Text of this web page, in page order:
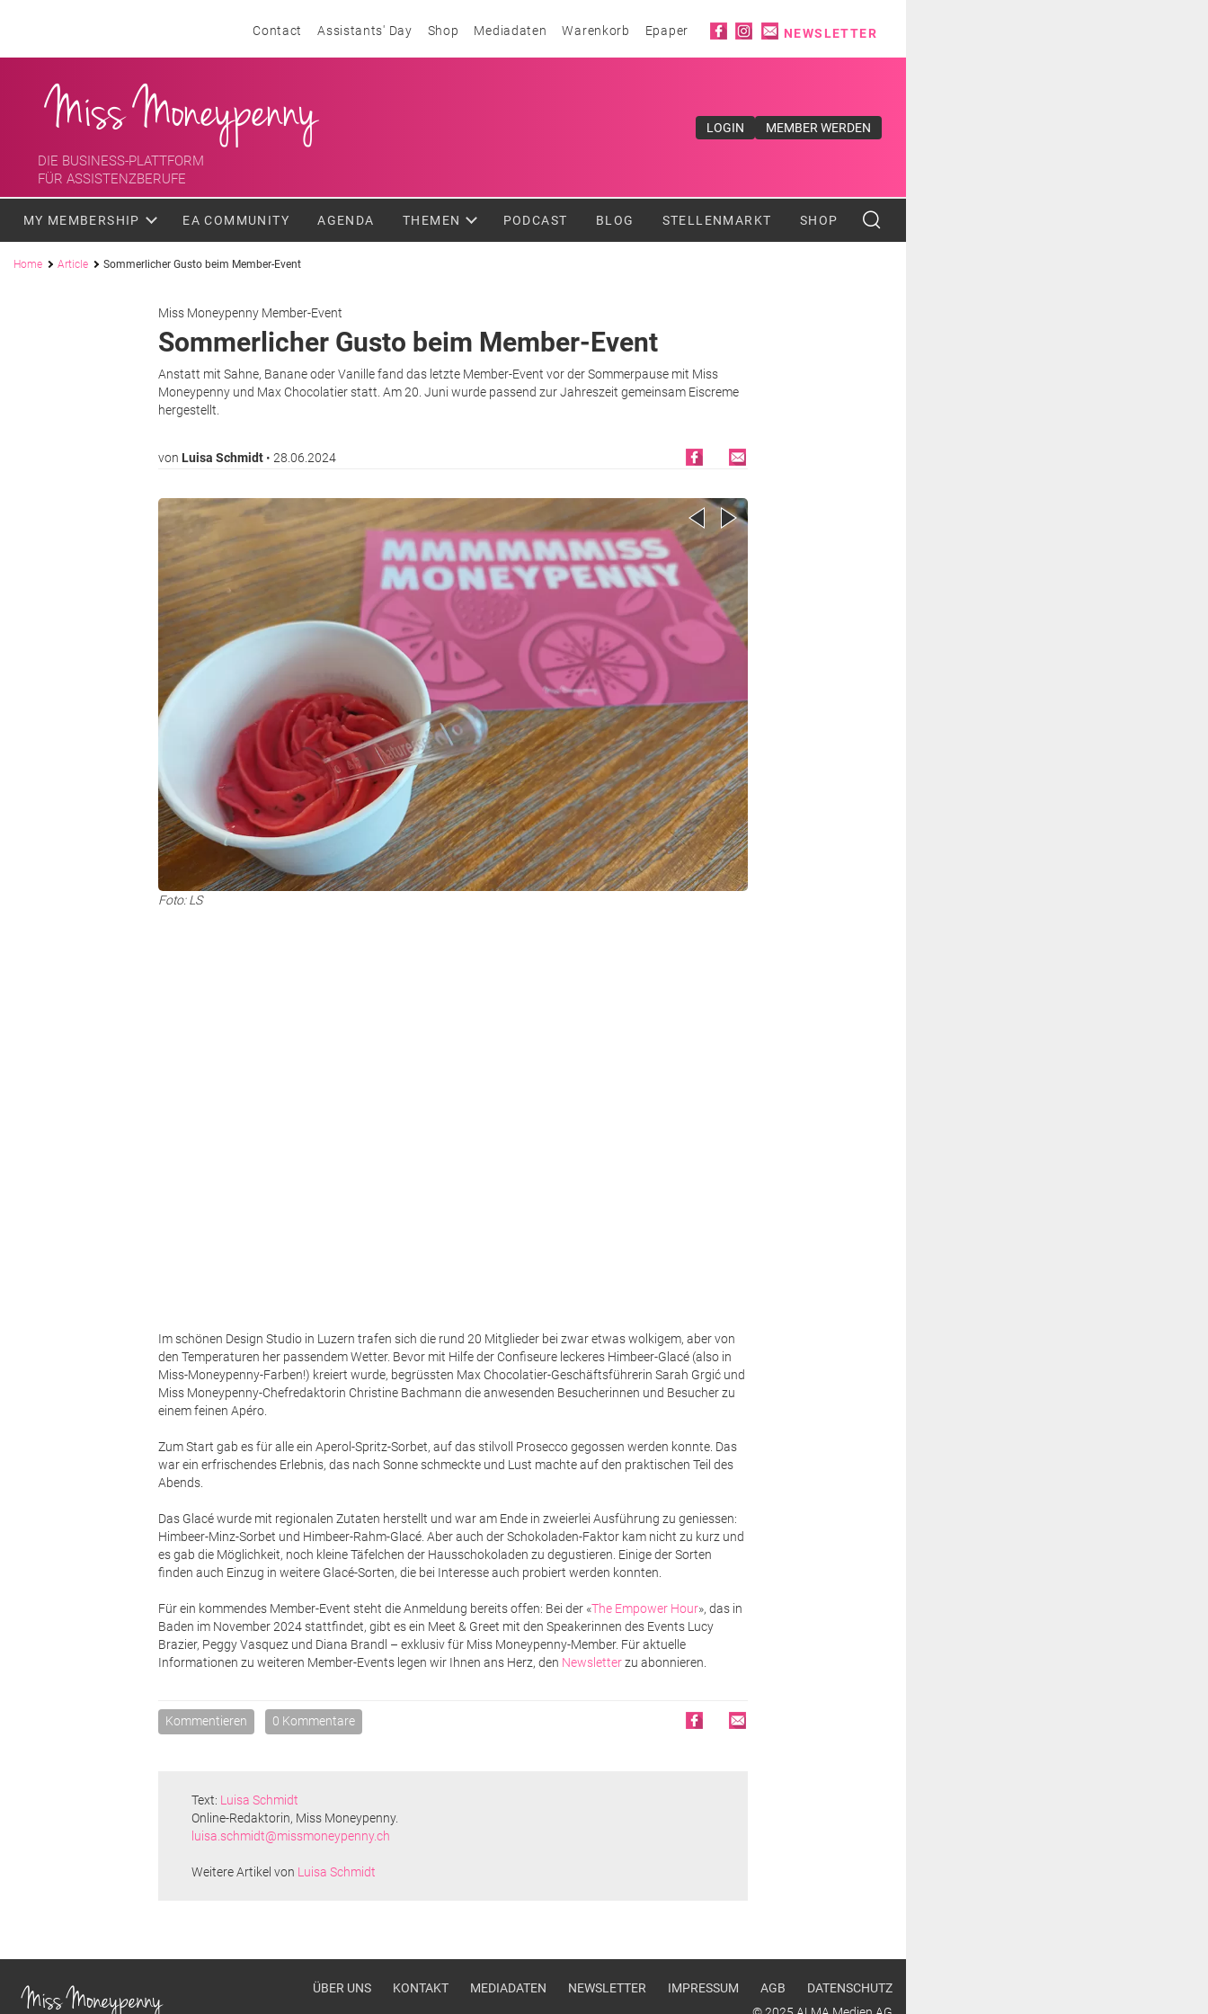
Header menu
Contact Assistants' Day Shop Mediadaten Warenkorb Epaper Social iconsNEWSLETTER
Miss Moneypenny
DIE BUSINESS-PLATTFORM
FÜR ASSISTENZBERUFE
LOGIN MEMBER WERDEN
MY MEMBERSHIP EA COMMUNITY AGENDA THEMEN PODCAST BLOG STELLENMARKT SHOP
Breadcrumb
Home Article Sommerlicher Gusto beim Member-Event
Miss Moneypenny Member-Event
Sommerlicher Gusto beim Member-Event
Anstatt mit Sahne, Banane oder Vanille fand das letzte Member-Event vor der Sommerpause mit Miss
Moneypenny und Max Chocolatier statt. Am 20. Juni wurde passend zur Jahreszeit gemeinsam Eiscreme
hergestellt.
von Luisa Schmidt •28.06.2024
Image
Foto: LS
Image
Im schönen Design Studio in Luzern trafen sich die rund 20 Mitglieder bei zwar etwas wolkigem, aber von
den Temperaturen her passendem Wetter. Bevor mit Hilfe der Confiseure leckeres Himbeer-Glacé (also in
Miss-Moneypenny-Farben!) kreiert wurde, begrüssten Max Chocolatier-Geschäftsführerin Sarah Grgić und
Miss Moneypenny-Chefredaktorin Christine Bachmann die anwesenden Besucherinnen und Besucher zu
einem feinen Apéro.
Zum Start gab es für alle ein Aperol-Spritz-Sorbet, auf das stilvoll Prosecco gegossen werden konnte. Das
war ein erfrischendes Erlebnis, das nach Sonne schmeckte und Lust machte auf den praktischen Teil des
Abends.
Das Glacé wurde mit regionalen Zutaten herstellt und war am Ende in zweierlei Ausführung zu geniessen:
Himbeer-Minz-Sorbet und Himbeer-Rahm-Glacé. Aber auch der Schokoladen-Faktor kam nicht zu kurz und
es gab die Möglichkeit, noch kleine Täfelchen der Hausschokoladen zu degustieren. Einige der Sorten
finden auch Einzug in weitere Glacé-Sorten, die bei Interesse auch probiert werden konnten.
Für ein kommendes Member-Event steht die Anmeldung bereits offen: Bei der «The Empower Hour», das in
Baden im November 2024 stattfindet, gibt es ein Meet & Greet mit den Speakerinnen des Events Lucy
Brazier, Peggy Vasquez und Diana Brandl – exklusiv für Miss Moneypenny-Member. Für aktuelle
Informationen zu weiteren Member-Events legen wir Ihnen ans Herz, den Newsletterzu abonnieren.
Kommentieren 0 Kommentare Facebook
Mastodon
Email
Text: Luisa Schmidt
Online-Redaktorin, Miss Moneypenny.
luisa.schmidt@missmoneypenny.ch
Weitere Artikel von Luisa Schmidt
Miss Moneypenny Footer menu
ÜBER UNS KONTAKT MEDIADATEN NEWSLETTER IMPRESSUM AGB
DATENSCHUTZ